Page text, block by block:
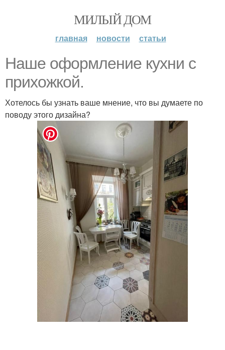
МИЛЫЙ ДОМ
главная новости статьи
Наше оформление кухни с
прихожкой.
Хотелось бы узнать ваше мнение, что вы думаете по
поводу этого дизайна?